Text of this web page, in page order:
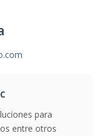
para
entre otros